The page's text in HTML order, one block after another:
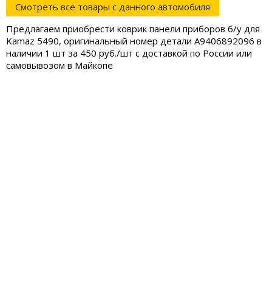
Смотреть все товары с данного автомобиля
Предлагаем приобрести коврик панели приборов б/у для
Kamaz 5490, оригинальный номер детали A9406892096 в
наличии 1 шт за 450 руб./шт с доставкой по России или
самовывозом в Майкопе